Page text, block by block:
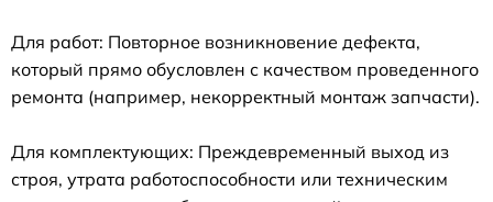
Для работ: Повторное возникновение дефекта,
который прямо обусловлен с качеством проведенного
ремонта (например, некорректный монтаж запчасти).
Для комплектующих: Преждевременный выход из
строя, утрата работоспособности или техническим